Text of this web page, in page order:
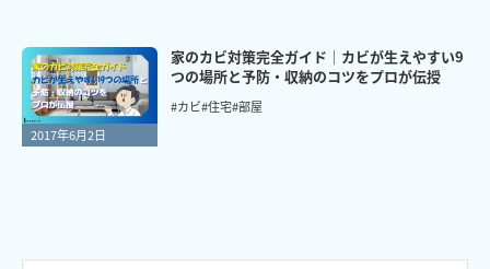
2017年6月2日
家のカビ対策完全ガイド｜カビが生えやすい9
つの場所と予防・収納のコツをプロが伝授
#カビ#住宅#部屋